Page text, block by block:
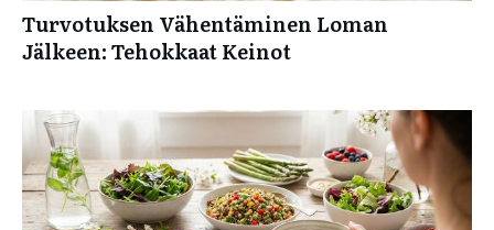
Turvotuksen Vähentäminen Loman
Jälkeen: Tehokkaat Keinot